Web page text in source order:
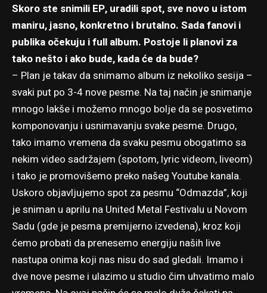
Skoro ste snimili EP, uradili spot, sve novo u istom
maniru, jasno, konkretno i brutalno. Sada fanovi i
publika očekuju i full album. Postoje li planovi za
tako nešto i ako bude, kada će da bude?
– Plan je takav da snimamo album iz nekoliko sesija –
svaki put po 3-4 nove pesme. Na taj način je snimanje
mnogo lakše i možemo mnogo bolje da se posvetimo
komponovanju i usnimavanju svake pesme. Drugo,
tako imamo vremena da svaku pesmu obogatimo sa
nekim video sadržajem (spotom, lyric videom, liveom)
i tako je promovišemo preko našeg Youtube kanala.
Uskoro objavljujemo spot za pesmu “Odmazda”, koji
je sniman u aprilu na United Metal Festivalu u Novom
Sadu (gde je pesma premijerno izvedena), kroz koji
ćemo probati da prenesemo energiju naših live
nastupa onima koji nas nisu do sad gledali. Imamo i
dve nove pesme i ulazimo u studio čim uhvatimo malo